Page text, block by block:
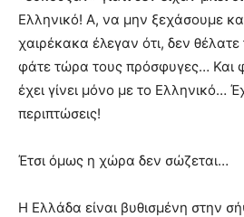
Ελληνικό! Α, να μην ξεχάσουμε
χαιρέκακα έλεγαν ότι, δεν
φάτε τώρα τους πρόσφυγες… Και
έχει γίνει μόνο με το Ελληνικό…
περιπτώσεις!
Έτσι όμως η χώρα δεν σώζεται…
Η Ελλάδα είναι βυθισμένη στην